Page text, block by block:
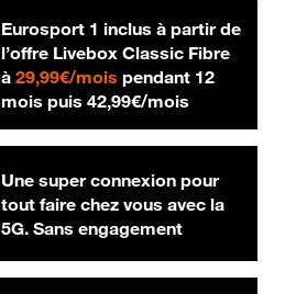
Eurosport 1 inclus à partir de
l’offre Livebox Classic Fibre
à 29,99€/mois29,99 € par mois
pendant 12
mois puis 42,99€/mois42,99 € par
Une super connexion pour
tout faire chez vous avec la
5G. Sans engagement